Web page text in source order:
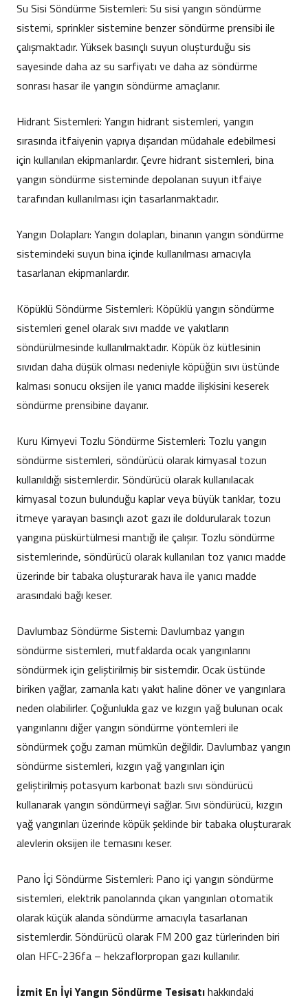
Su Sisi Söndürme Sistemleri: Su sisi yangın söndürme
sistemi, sprinkler sistemine benzer söndürme prensibi ile
çalışmaktadır. Yüksek basınçlı suyun oluşturduğu sis
sayesinde daha az su sarfiyatı ve daha az söndürme
sonrası hasar ile yangın söndürme amaçlanır.
Hidrant Sistemleri: Yangın hidrant sistemleri, yangın
sırasında itfaiyenin yapıya dışarıdan müdahale edebilmesi
için kullanılan ekipmanlardır. Çevre hidrant sistemleri, bina
yangın söndürme sisteminde depolanan suyun itfaiye
tarafından kullanılması için tasarlanmaktadır.
Yangın Dolapları: Yangın dolapları, binanın yangın söndürme
sistemindeki suyun bina içinde kullanılması amacıyla
tasarlanan ekipmanlardır.
Köpüklü Söndürme Sistemleri: Köpüklü yangın söndürme
sistemleri genel olarak sıvı madde ve yakıtların
söndürülmesinde kullanılmaktadır. Köpük öz kütlesinin
sıvıdan daha düşük olması nedeniyle köpüğün sıvı üstünde
kalması sonucu oksijen ile yanıcı madde ilişkisini keserek
söndürme prensibine dayanır.
Kuru Kimyevi Tozlu Söndürme Sistemleri: Tozlu yangın
söndürme sistemleri, söndürücü olarak kimyasal tozun
kullanıldığı sistemlerdir. Söndürücü olarak kullanılacak
kimyasal tozun bulunduğu kaplar veya büyük tanklar, tozu
itmeye yarayan basınçlı azot gazı ile doldurularak tozun
yangına püskürtülmesi mantığı ile çalışır. Tozlu söndürme
sistemlerinde, söndürücü olarak kullanılan toz yanıcı madde
üzerinde bir tabaka oluşturarak hava ile yanıcı madde
arasındaki bağı keser.
Davlumbaz Söndürme Sistemi: Davlumbaz yangın
söndürme sistemleri, mutfaklarda ocak yangınlarını
söndürmek için geliştirilmiş bir sistemdir. Ocak üstünde
biriken yağlar, zamanla katı yakıt haline döner ve yangınlara
neden olabilirler. Çoğunlukla gaz ve kızgın yağ bulunan ocak
yangınlarını diğer yangın söndürme yöntemleri ile
söndürmek çoğu zaman mümkün değildir. Davlumbaz yangın
söndürme sistemleri, kızgın yağ yangınları için
geliştirilmiş potasyum karbonat bazlı sıvı söndürücü
kullanarak yangın söndürmeyi sağlar. Sıvı söndürücü, kızgın
yağ yangınları üzerinde köpük şeklinde bir tabaka oluşturarak
alevlerin oksijen ile temasını keser.
Pano İçi Söndürme Sistemleri: Pano içi yangın söndürme
sistemleri, elektrik panolarında çıkan yangınları otomatik
olarak küçük alanda söndürme amacıyla tasarlanan
sistemlerdir. Söndürücü olarak FM 200 gaz türlerinden biri
olan HFC-236fa – hekzaflorpropan gazı kullanılır.
İzmit En İyi Yangın Söndürme Tesisatıhakkındaki